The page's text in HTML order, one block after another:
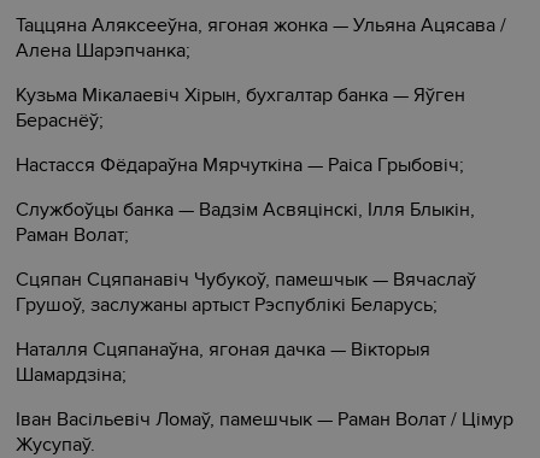
Таццяна Аляксееўна, ягоная жонка — Ульяна Ацясава /
Алена Шарэпчанка;
Кузьма Мікалаевіч Хірын, бухгалтар банка — Яўген
Бераснёў;
Настасся Фёдараўна Мярчуткіна — Раіса Грыбовіч;
Службоўцы банка — Вадзім Асвяцінскі, Ілля Блыкін,
Раман Волат;
Сцяпан Сцяпанавіч Чубукоў, памешчык — Вячаслаў
Грушоў, заслужаны артыст Рэспублікі Беларусь;
Наталля Сцяпанаўна, ягоная дачка — Вікторыя
Шамардзіна;
Іван Васільевіч Ломаў, памешчык — Раман Волат / Цімур
Жусупаў.